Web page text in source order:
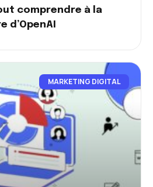
comprendre à la
MARKETING DIGITAL